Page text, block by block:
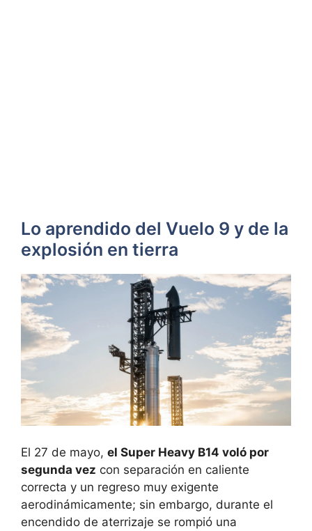
Lo aprendido del Vuelo 9 y de la
explosión en tierra
El 27 de mayo, el Super Heavy B14 voló por
segunda vez con separación en caliente
correcta y un regreso muy exigente
aerodinámicamente; sin embargo, durante el
encendido de aterrizaje se rompió una